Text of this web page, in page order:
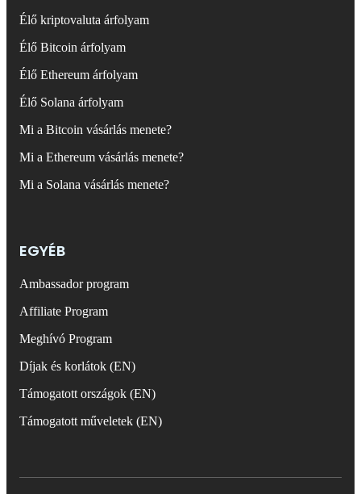
Élő kriptovaluta árfolyam
Élő Bitcoin árfolyam
Élő Ethereum árfolyam
Élő Solana árfolyam
Mi a Bitcoin vásárlás menete?
Mi a Ethereum vásárlás menete?
Mi a Solana vásárlás menete?
EGYÉB
Ambassador program
Affiliate Program
Meghívó Program
Díjak és korlátok (EN)
Támogatott országok (EN)
Támogatott műveletek (EN)